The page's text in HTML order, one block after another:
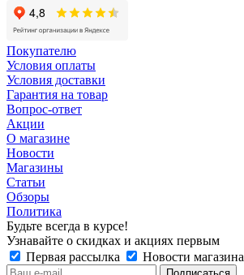
Покупателю
Условия оплаты
Условия доставки
Гарантия на товар
Вопрос-ответ
Акции
О магазине
Новости
Магазины
Статьи
Обзоры
Политика
Будьте всегда в курсе!
Узнавайте о скидках и акциях первым
Первая рассылка
Новости магазина